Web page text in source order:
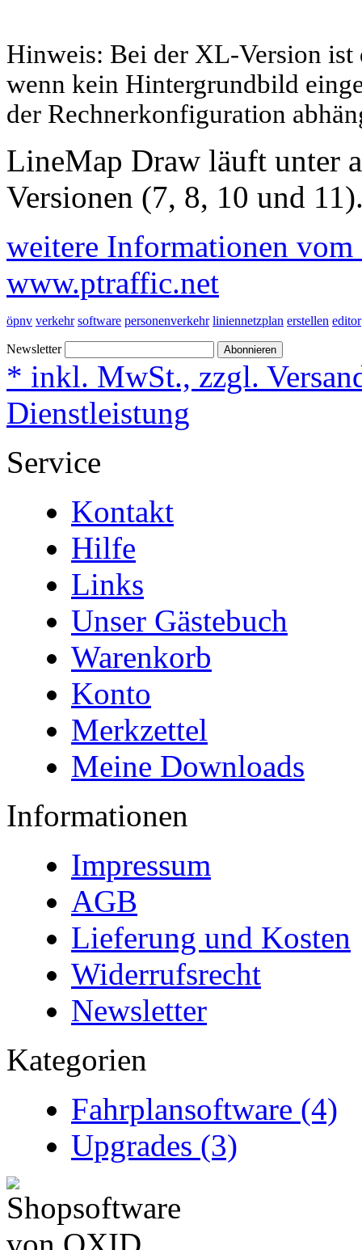
Hinweis: Bei der XL-Version
wenn kein Hintergrundbild
der Rechnerkonfiguration
LineMap Draw läuft unter
Versionen (7, 8, 10 und
weitere Informationen
www.ptraffic.net
öpnv verkehr software personenverkehr liniennetzplan erstellen editor
Newsletter Abonnieren
* inkl. MwSt., zzgl.
Dienstleistung
Service
Kontakt
Hilfe
Links
Unser Gästebuch
Warenkorb
Konto
Merkzettel
Meine Downloads
Informationen
Impressum
AGB
Lieferung und Kosten
Widerrufsrecht
Newsletter
Kategorien
Fahrplansoftware (4)
Upgrades (3)